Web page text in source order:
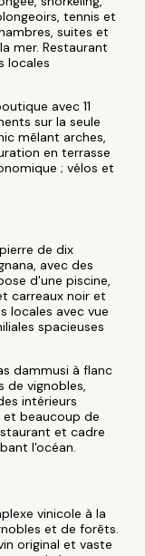
tennis et
suites et
mer. Restaurant
locales
avec 11
sur la seule
mêlant arches,
en terrasse
; vélos et
de dix
avec des
d'une piscine,
carreaux noir et
locales avec vue
spacieuses
dammusi à flanc
de vignobles,
intérieurs
et beaucoup de
et cadre
l'océan.
vinicole à la
et de forêts.
original et vaste